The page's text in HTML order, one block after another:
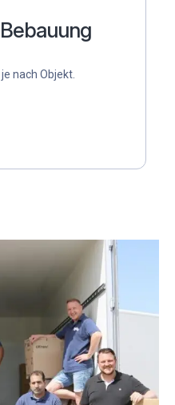
nach Objekt.